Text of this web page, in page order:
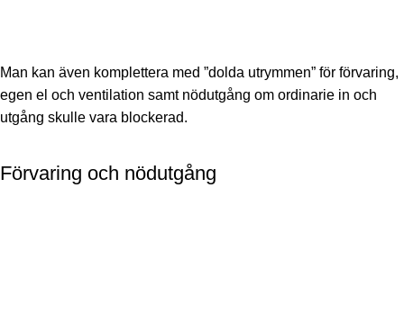
Man kan även komplettera med ”dolda utrymmen” för förvaring,
egen el och ventilation samt nödutgång om ordinarie in och
utgång skulle vara blockerad.
Förvaring och nödutgång